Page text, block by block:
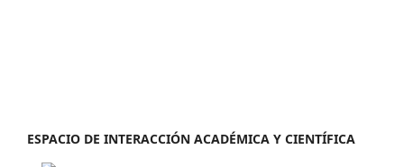
ESPACIO DE INTERACCIÓN ACADÉMICA Y CIENTÍFICA